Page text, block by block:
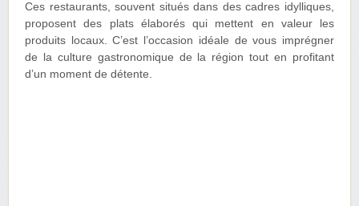
Ces restaurants, souvent situés dans des cadres idylliques,
proposent des plats élaborés qui mettent en valeur les
produits locaux. C’est l’occasion idéale de vous imprégner
de la culture gastronomique de la région tout en profitant
d’un moment de détente.